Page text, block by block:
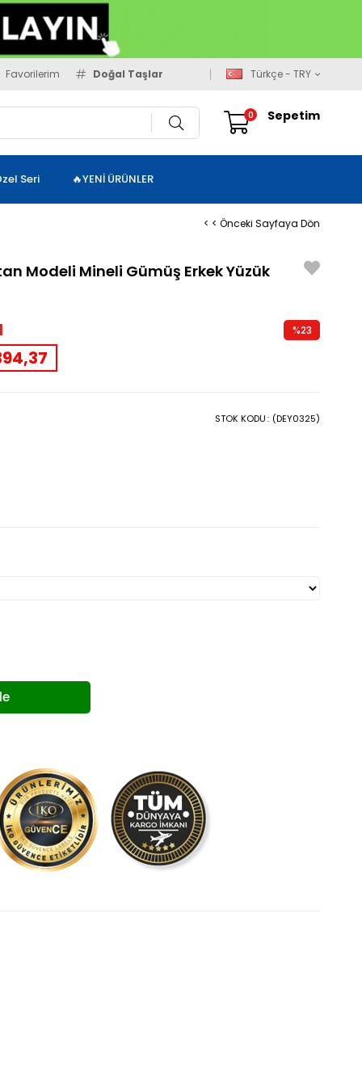
Favorilerim Doğal Taşlar Türkçe - TRY
Sepetim
0
Seri 🔥YENİ ÜRÜNLER
< < Önceki Sayfaya Dön
Modeli Mineli Gümüş Erkek Yüzük
%23
STOK KODU (DEY0325)